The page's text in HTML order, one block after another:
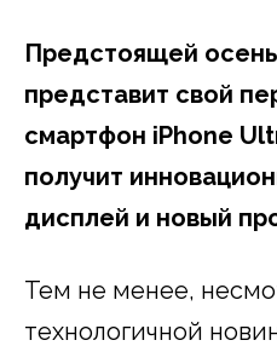
Предстоящей
представит свой
смартфон iPhone
получит
дисплей и новый
Тем не менее,
технологичной